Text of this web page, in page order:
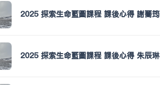
2025 探索生命藍圖課程 課後心得 謝蕎筠
2025 探索生命藍圖課程 課後心得 朱辰琳